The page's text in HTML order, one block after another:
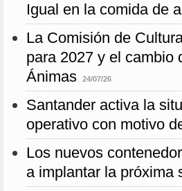
Igual en la comida de
La Comisión de
para 2027 y el cambio
Ánimas
24/07/26
Santander activa la
operativo con motivo
Los nuevos
a implantar la próxima